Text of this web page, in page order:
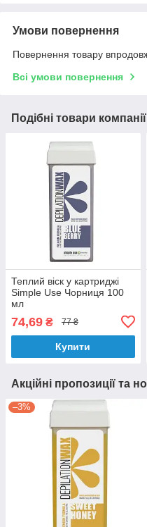
Умови повернення
Повернення товару
Всі умови повернення
Подібні товари компанії
Теплий віск у картриджі
Simple Use Чорниця 100
мл
74,69 ₴ 77 ₴
Купити
Акційні пропозиції та
–3%